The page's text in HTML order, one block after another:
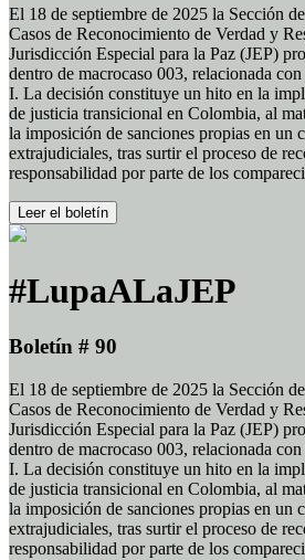
El 18 de septiembre de 2025 la Sección
Casos de Reconocimiento de Verdad y
Jurisdicción Especial para la Paz (JEP)
dentro de macrocaso 003, relacionada
I. La decisión constituye un hito en la
de justicia transicional en Colombia, al
la imposición de sanciones propias en un
extrajudiciales, tras surtir el proceso de
responsabilidad por parte de los
Leer el boletín
#LupaALaJEP
Boletín # 90
El 18 de septiembre de 2025 la Sección
Casos de Reconocimiento de Verdad y
Jurisdicción Especial para la Paz (JEP)
dentro de macrocaso 003, relacionada
I. La decisión constituye un hito en la
de justicia transicional en Colombia, al
la imposición de sanciones propias en un
extrajudiciales, tras surtir el proceso de
responsabilidad por parte de los